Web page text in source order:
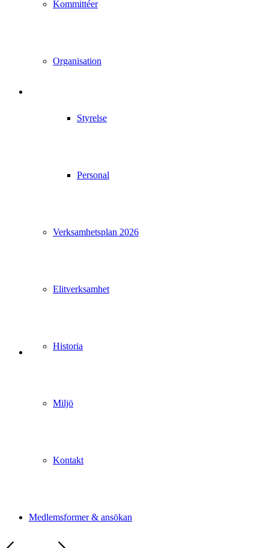
Kommittéer
Organisation
Styrelse
Personal
Verksamhetsplan 2026
Elitverksamhet
Historia
Miljö
Kontakt
Medlemsformer & ansökan